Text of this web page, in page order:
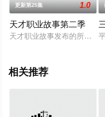
更新第25集 1.0
天才职业故事第二季
天才职业故事发布的所有内
相关推荐